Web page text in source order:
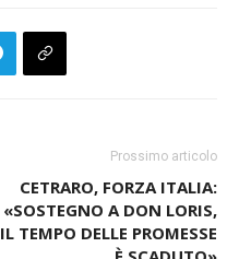
Prossimo articolo
CETRARO, FORZA ITALIA:
«SOSTEGNO A DON LORIS,
IL TEMPO DELLE PROMESSE